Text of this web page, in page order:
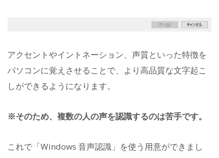
アクセントやイントネーション、声質といった特徴を
パソコンに覚えさせることで、より高品質な文字起こ
しができるようになります。
※そのため、複数の人の声を認識するのは苦手です。
これで「Windows 音声認識」を使う用意ができまし